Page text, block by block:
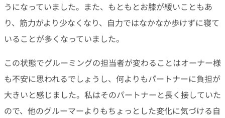
うになっていました。また、もともとお膝が緩いこともあ
り、筋力がより少なくなり、自力ではなかなか歩けずに寝て
いることが多くなっていました。
この状態でグルーミングの担当者が変わることはオーナー様
も不安に思われるでしょうし、何よりもパートナーに負担が
大きいと感じました。私はそのパートナーと長く接していた
ので、他のグルーマーよりもちょっとした変化に気づける自